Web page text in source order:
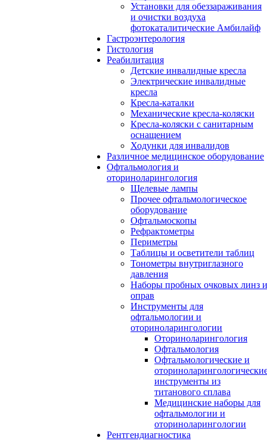
Установки для обеззараживания
и очистки воздуха
фотокаталитические Амбилайф
Гастроэнтерология
Гистология
Реабилитация
Детские инвалидные кресла
Электрические инвалидные
кресла
Кресла-каталки
Механические кресла-коляски
Кресла-коляски с санитарным
оснащением
Ходунки для инвалидов
Различное медицинское оборудование
Офтальмология и
оториноларингология
Щелевые лампы
Прочее офтальмологическое
оборудование
Офтальмоскопы
Рефрактометры
Периметры
Таблицы и осветители таблиц
Тонометры внутриглазного
давления
Наборы пробных очковых линз и
оправ
Инструменты для
офтальмологии и
оториноларингологии
Оториноларингология
Офтальмология
Офтальмологические и
инструменты из
титанового сплава
Медицинские наборы для
офтальмологии и
оториноларингологии
Рентгендиагностика